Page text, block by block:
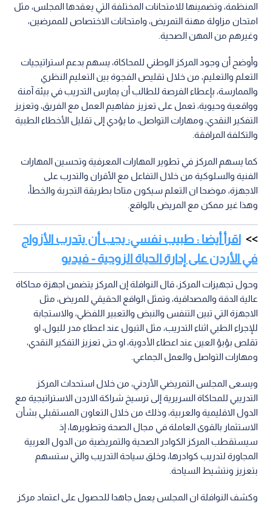
المنظمة، وتضمينها للامتحانات المختلفة التي يعقدها المجلس، مثل
امتحان مزاولة مهنة التمريض، وامتحانات الاختصاص للممرضين،
وغيرهم من المهن الصحية.
وأوضح أن وجود المركز الوطني للمحاكاة، يسهم بدعم استراتيجيات
التعلم والتعليم، من خلال تقليص الفجوة بين التعليم النظري
والممارسة، بإعطاء الفرصة للطالب أن يمارس التدريب في بيئة آمنة
وواقعية وحيوية، تعمل على تعزيز مفاهيم العمل مع الفريق، وتعزيز
التفكير النقدي، ومهارات التواصل، ما يؤدي إلى تقليل الأخطاء الطبية
والتكلفة المرافقة.
كما يسهم المركز في تطوير المهارات المعرفية وتحسين المهارات
الفنية والسلوكية من خلال التفاعل مع الأقران والتدرب على
الاجهزة، موضحا ان التعلم سيكون متاحا بطريقة التجربة والخطأ،
وهذا غير ممكن مع المريض بالواقع.
اقرأ أيضا : طبيب نفسي: يجب أن يتدرب الأزواج
في الأردن على إدارة الحياة الزوجية - فيديو
وحول تجهيزات المركز، قال النوافلة إن المركز يتضمن اجهزة محاكاة
عالية الدقة والمصداقية، وتمثل الواقع الحقيقي للمريض، مثل
الاجهزة التي تبين التنفس والنبض والتعبير اللفظي، والاستجابة
للإجراء الطبي اثناء التدريب، مثل التبول عند اعطاء مدر للبول، او
تقلص بؤبؤ العين عند اعطاء الأدوية، او حتى تعزيز التفكير النقدي،
ومهارات التواصل والعمل الجماعي.
ويسعى المجلس التمريضي الأردني، من خلال استحداث المركز
التدريبي للمحاكاة السريرية إلى ترسيخ شراكة الاردن الاستراتيجية مع
الدول الاقليمية والعربية، وذلك من خلال التعاون المستقبلي بشأن
الاستثمار بالقوى العاملة في مجال الصحة وتطويرها، إذ
سيستقطب المركز الكوادر الصحية والتمريضية من الدول العربية
المجاورة لتدريب كوادرها، وخلق سياحة التدريب والتي ستسهم
بتعزيز ونتشيط السياحة.
وكشف النوافلة ان المجلس يعمل جاهدا للحصول على اعتماد مركز